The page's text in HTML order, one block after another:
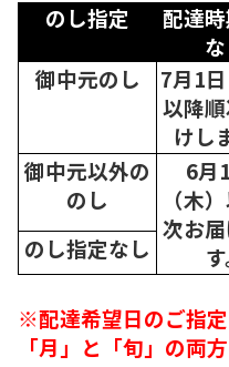
のし指定
配達
御中元のし
7月1日
以降
けし
御中元以外の
のし
6月
（木
次お
す
のし指定なし
※配達希望日のご指
「月」と「旬」の両